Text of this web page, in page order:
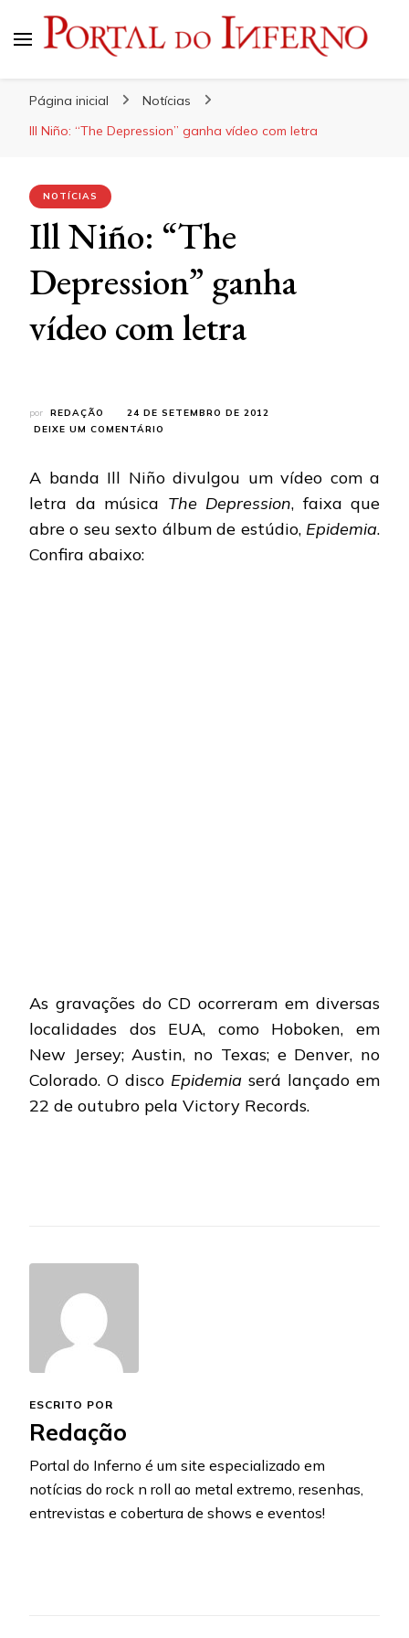
Página inicial
Notícias
Ill Niño: “The Depression” ganha vídeo com letra
NOTÍCIAS
Ill Niño: “The
Depression” ganha
vídeo com letra
por REDAÇÃO
24 DE SETEMBRO DE 2012
DEIXE UM COMENTÁRIO
“THE
GANHA
VÍDEO
A banda Ill Niño divulgou um vídeo com a
letra da música The Depression, faixa que
abre o seu sexto álbum de estúdio, Epidemia.
Confira abaixo:
As gravações do CD ocorreram em diversas
localidades dos EUA, como Hoboken, em
New Jersey; Austin, no Texas; e Denver, no
Colorado. O disco Epidemia será lançado em
22 de outubro pela Victory Records.
ESCRITO POR
Redação
Portal do Inferno é um site especializado em
notícias do rock n roll ao metal extremo, resenhas,
entrevistas e cobertura de shows e eventos!